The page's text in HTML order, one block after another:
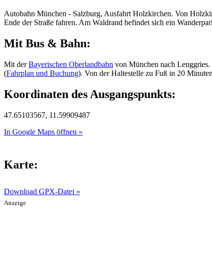
Autobahn München - Salzburg, Ausfahrt Holzkirchen. Von
Ende der Straße fahren. Am Waldrand befindet sich ein
Mit Bus & Bahn:
Mit derBayerischen Oberlandbahn von München nach
(Fahrplan und Buchung). Von der Haltestelle zu Fuß in 20
Koordinaten des Ausgangspunkts:
47.65103567, 11.59909487
In Google Maps öffnen »
Karte:
Download GPX-Datei »
Anzeige